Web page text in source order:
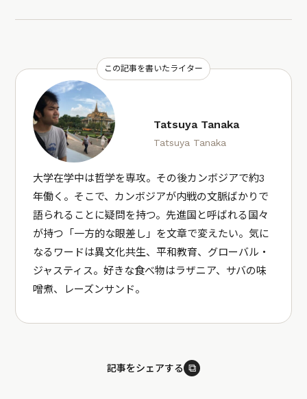
この記事を書いたライター
Tatsuya Tanaka
Tatsuya Tanaka
大学在学中は哲学を専攻。その後カンボジアで約3
年働く。そこで、カンボジアが内戦の文脈ばかりで
語られることに疑問を持つ。先進国と呼ばれる国々
が持つ「一方的な眼差し」を文章で変えたい。気に
なるワードは異文化共生、平和教育、グローバル・
ジャスティス。好きな食べ物はラザニア、サバの味
噌煮、レーズンサンド。
記事をシェアする ⧉